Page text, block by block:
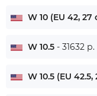
W 10 (EU 42, 27
W 10.5 - 31632 р.
W 10.5 (EU 42.5,